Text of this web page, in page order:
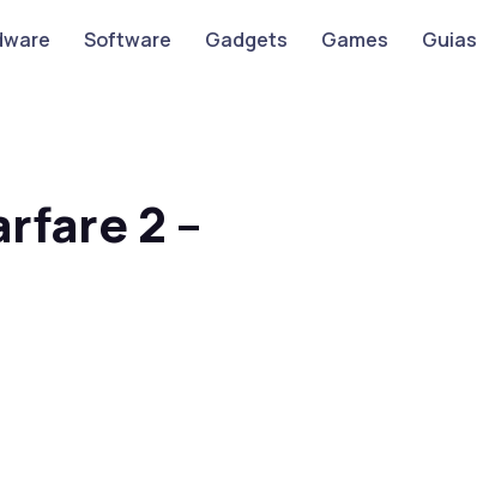
Software Gadgets Games Guias
2 –